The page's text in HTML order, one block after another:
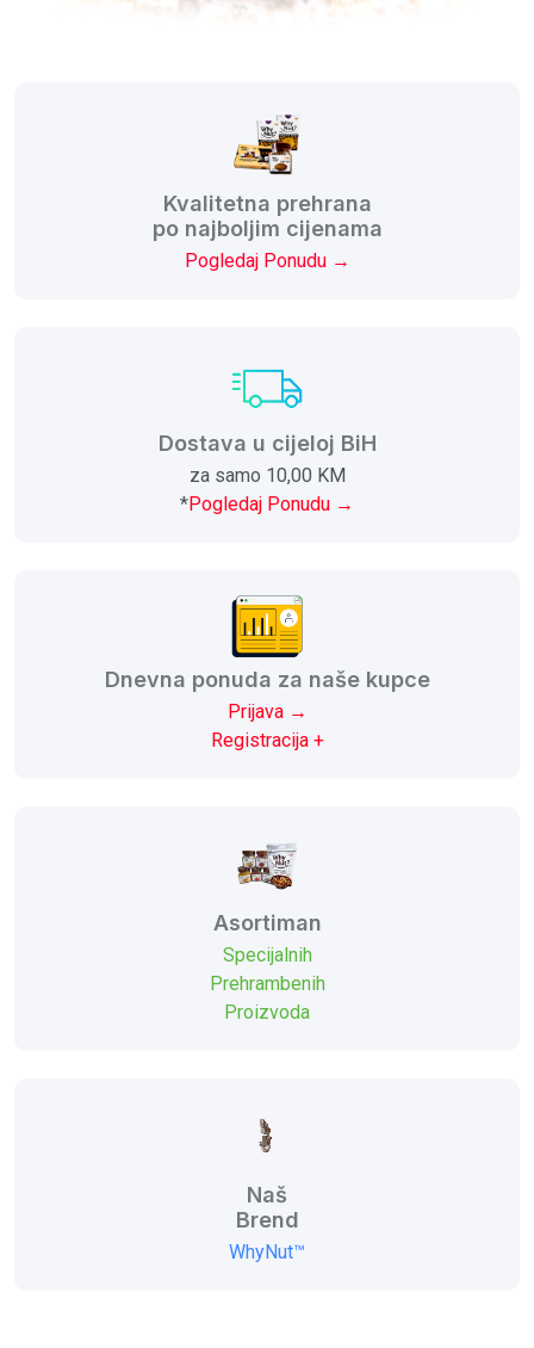
Kvalitetna prehrana
po najboljim cijenama
Pogledaj Ponudu →
Dostava u cijeloj BiH
za samo 10,00 KM
*Pogledaj Ponudu →
Dnevna ponuda za naše kupce
Prijava →
Registracija +
Asortiman
Specijalnih
Prehrambenih
Proizvoda
Naš
Brend
WhyNut™